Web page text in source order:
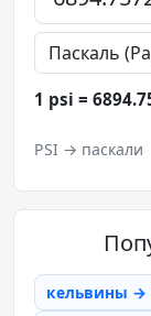
1 psi =
PSI → паскали
кельвины →